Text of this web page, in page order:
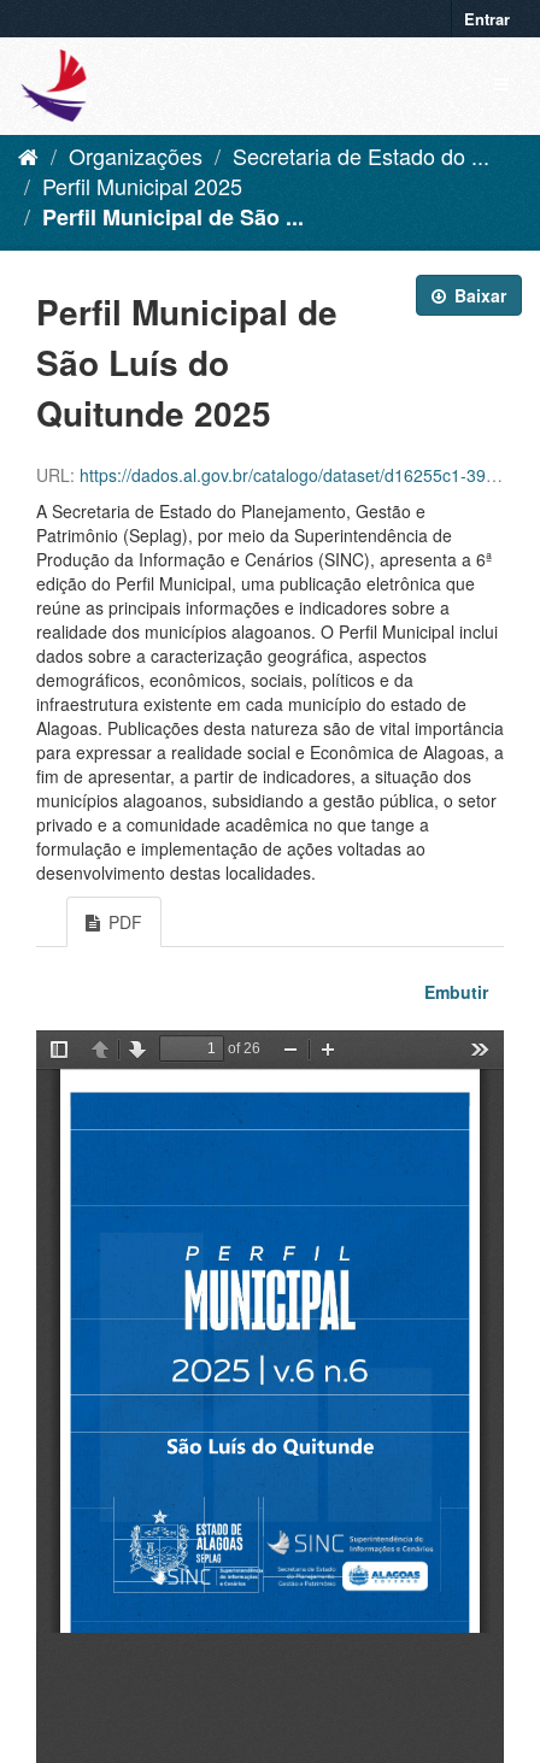
Entrar
Organizações
Secretaria de Estado do ...
Perfil Municipal 2025
Perfil Municipal de São ...
Baixar
Perfil Municipal de
São Luís do
Quitunde 2025
URL: https://dados.al.gov.br/catalogo/dataset/d16255c1-39f6-42aa-92c8-eca419432ebf/resource/270784b7-2e80-451a-98fd-91c5ce169c10/download/sao-luis-do-quitunde.pdf
A Secretaria de Estado do Planejamento, Gestão e
Patrimônio (Seplag), por meio da Superintendência de
Produção da Informação e Cenários (SINC), apresenta a 6ª
edição do Perfil Municipal, uma publicação eletrônica que
reúne as principais informações e indicadores sobre a
realidade dos municípios alagoanos. O Perfil Municipal inclui
dados sobre a caracterização geográfica, aspectos
demográficos, econômicos, sociais, políticos e da
infraestrutura existente em cada município do estado de
Alagoas. Publicações desta natureza são de vital importância
para expressar a realidade social e Econômica de Alagoas, a
fim de apresentar, a partir de indicadores, a situação dos
municípios alagoanos, subsidiando a gestão pública, o setor
privado e a comunidade acadêmica no que tange a
formulação e implementação de ações voltadas ao
desenvolvimento destas localidades.
PDF
Embutir